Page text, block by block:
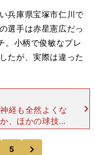
兵庫県宝塚市仁川で
選手は赤星憲広だっ
。小柄で俊敏なプレ
たが、実際は違った
経も全然よくな
、ほかの球技も
生のときに少年
ねていた。中学
5